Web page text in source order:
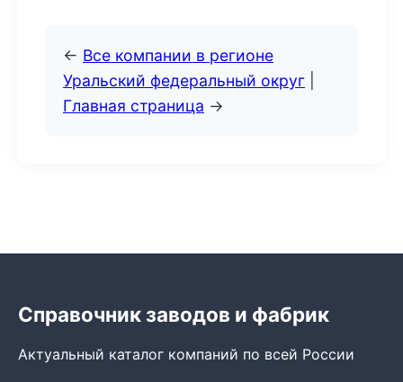
← Все компании в регионе
Уральский федеральный округ
Главная страница →
Справочник заводов и фабрик
Актуальный каталог компаний по всей России